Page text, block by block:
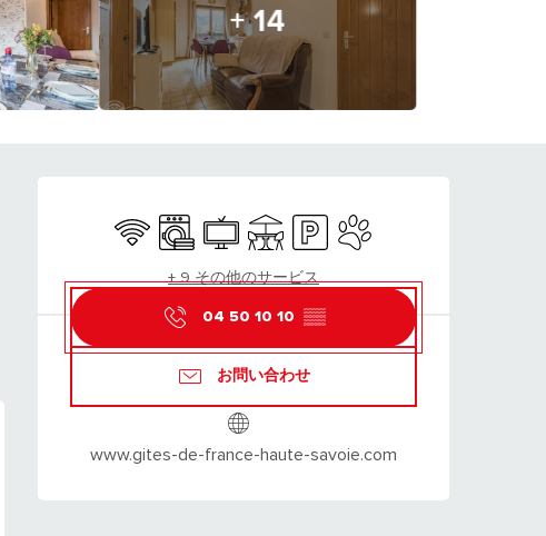
+ 14
営業時間と連絡先
Wifi Washing machine
TelevisionTerraceCar parkAnimals accepted
+ 9 その他のサービス
04 50 10 10 ▒▒
お問い合わせ
www.gites-de-france-haute-savoie.com